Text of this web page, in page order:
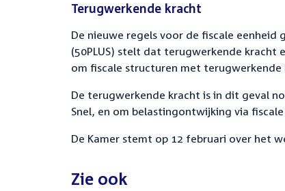
Terugwerkende kracht
De nieuwe regels voor de fiscale eenheid
(50PLUS) stelt dat terugwerkende
om fiscale structuren met
De terugwerkende kracht is in dit geval
Snel, en om belastingontwijking via
De Kamer stemt op 12 februari over het
Zie ook